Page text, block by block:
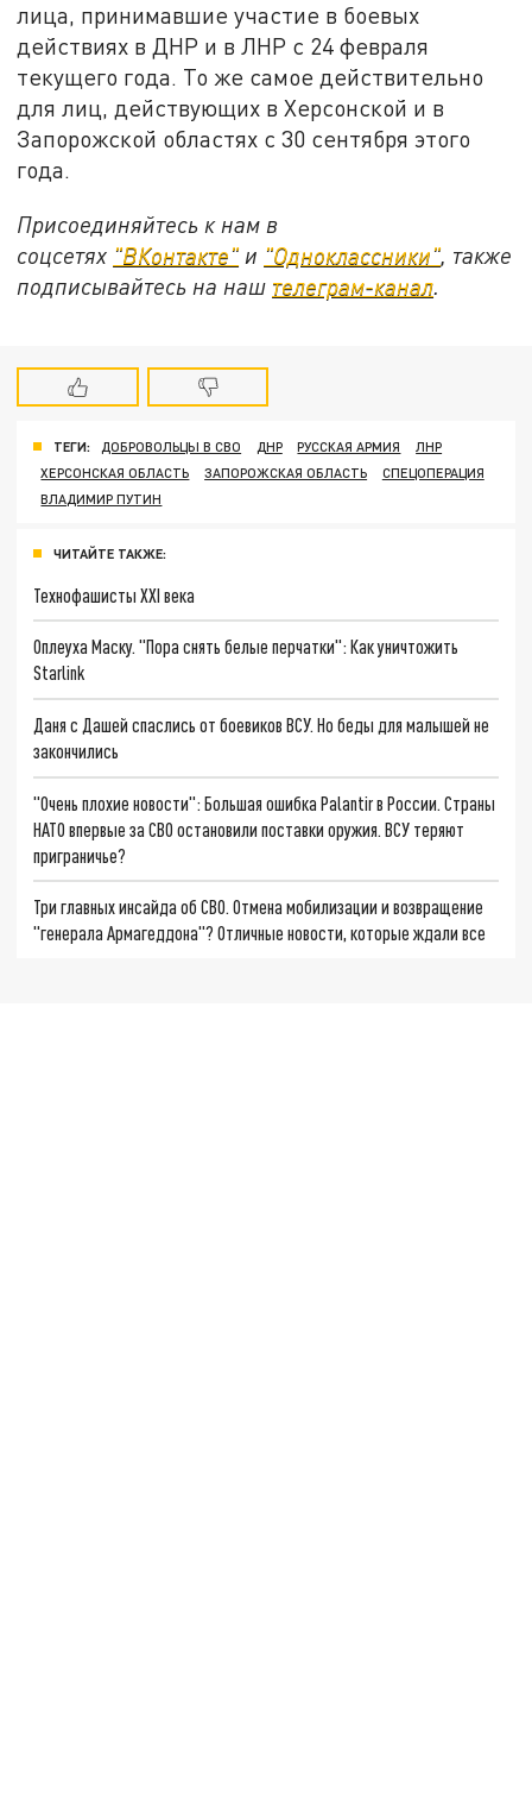
лица, принимавшие участие в боевых
действиях в ДНР и в ЛНР с 24 февраля
текущего года. То же самое действительно
для лиц, действующих в Херсонской и в
Запорожской областях с 30 сентября этого
года.
Присоединяйтесь к нам в
соцсетях "ВКонтакте" и "Одноклассники", также
подписывайтесь на наш телеграм-канал.
ТЕГИ: ДОБРОВОЛЬЦЫ В СВО ДНР РУССКАЯ АРМИЯ
ЛНР
ХЕРСОНСКАЯ ОБЛАСТЬ
ЗАПОРОЖСКАЯ ОБЛАСТЬ
СПЕЦОПЕРАЦИЯ
ВЛАДИМИР ПУТИН
ЧИТАЙТЕ ТАКЖЕ:
Технофашисты XXI века
Оплеуха Маску. "Пора снять белые перчатки": Как уничтожить
Starlink
Даня с Дашей спаслись от боевиков ВСУ. Но беды для малышей не
закончились
"Очень плохие новости": Большая ошибка Palantir в России. Страны
НАТО впервые за СВО остановили поставки оружия. ВСУ теряют
приграничье?
Три главных инсайда об СВО. Отмена мобилизации и возвращение
"генерала Армагеддона"? Отличные новости, которые ждали все